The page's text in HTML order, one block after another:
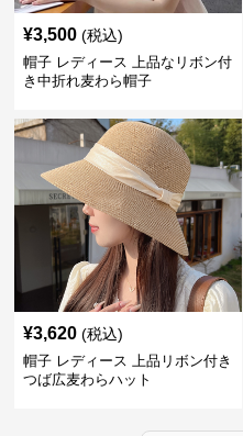
¥3,500 (税込)
帽子 レディース 上品なリボン付
き中折れ麦わら帽子
¥3,620 (税込)
帽子 レディース 上品リボン付き
つば広麦わらハット